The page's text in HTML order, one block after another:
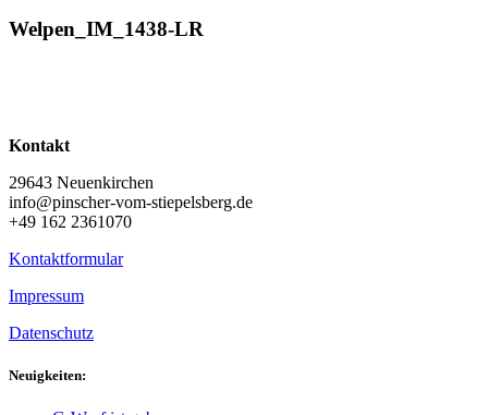
Welpen_IM_1438-LR
Kontakt
29643 Neuenkirchen
info@pinscher-vom-stiepelsberg.de
+49 162 2361070
Kontaktformular
Impressum
Datenschutz
Neuigkeiten: